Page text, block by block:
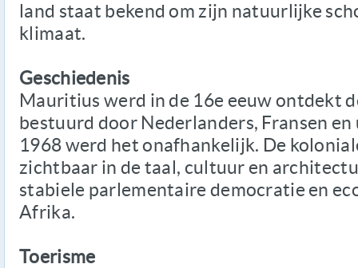
land staat bekend om zijn natuurlijke
klimaat.
Geschiedenis
Mauritius werd in de 16e eeuw ontdekt
bestuurd door Nederlanders, Fransen
1968 werd het onafhankelijk. De
zichtbaar in de taal, cultuur en
stabiele parlementaire democratie en
Afrika.
Toerisme